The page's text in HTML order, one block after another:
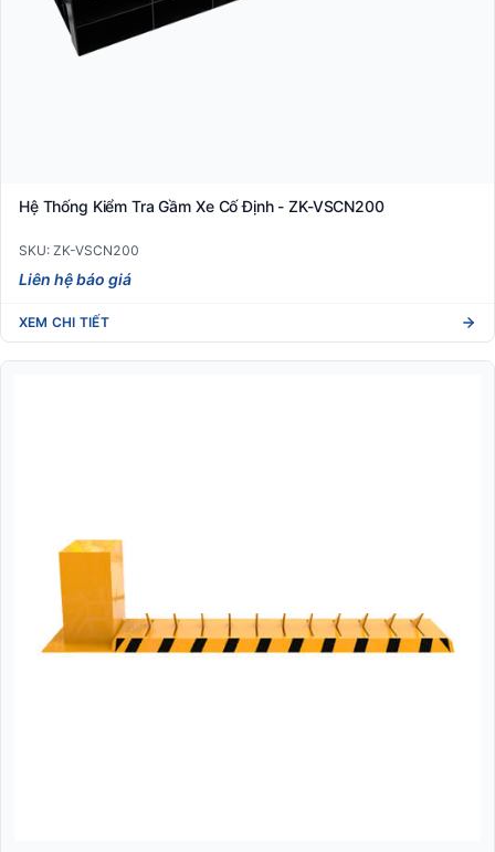
Hệ Thống Kiểm Tra Gầm Xe Cố Định - ZK-VSCN200
SKU: ZK-VSCN200
Liên hệ báo giá
XEM CHI TIẾT